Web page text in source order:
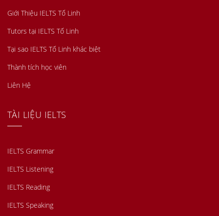
Giới Thiệu IELTS Tố Linh
Tutors tại IELTS Tố Linh
Tại sao IELTS Tố Linh khác biệt
Thành tích học viên
Liên Hệ
TÀI LIỆU IELTS
IELTS Grammar
IELTS Listening
IELTS Reading
IELTS Speaking